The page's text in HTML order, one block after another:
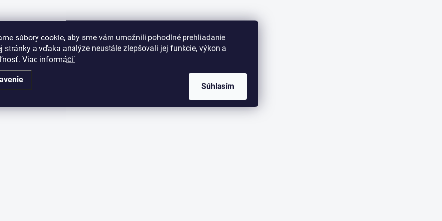
súbory cookie, aby sme vám umožnili pohodlné prehliadanie
stránky a vďaka analýze neustále zlepšovali jej funkcie, výkon a
Viac informácií
Súhlasím